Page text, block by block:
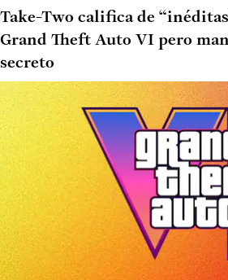
Take-Two califica de
Grand Theft Auto VI pero
secreto